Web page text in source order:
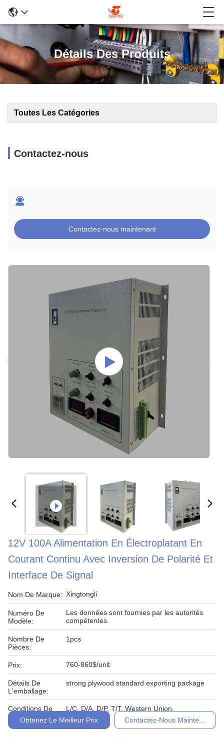
Détails Des Produits
Toutes Les Catégories
Contactez-nous
Contactez-nous maintenant
12V 100A Alimentation En Électroplatant En
Courant Continu Avec Inversion De Polarité Et
Interface De Signal
Nom De Marque: Xingtongli
Numéro De
Modèle:
Les données sont fournies par les autorités
compétentes.
Nombre De
Pièces:
1pcs
Prix: 760-860$/unit
Détails De
L'emballage:
strong plywood standard exporting package
Conditions De
Paiement:
L/C, D/A, D/P, T/T, Western Union,
Obtenez Le Meilleur Prix
Contactez-Nous Maintenant